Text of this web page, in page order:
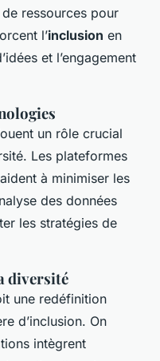
ressources pour
l’inclusion en
et l’engagement
un rôle crucial
Les plateformes
à minimiser les
des données
les stratégies de
diversité
une redéfinition
d’inclusion. On
intègrent